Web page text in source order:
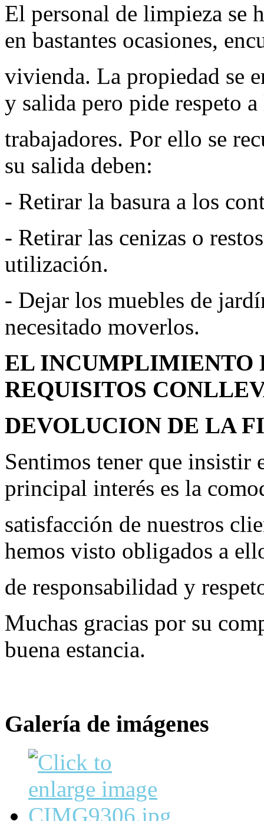
El personal de limpieza se
en bastantes ocasiones,
vivienda. La propiedad se
y salida pero pide respeto a
trabajadores. Por ello se
su salida deben:
- Retirar la basura a los
- Retirar las cenizas o
utilización.
- Dejar los muebles de
necesitado moverlos.
EL INCUMPLIMIENTO
REQUISITOS
DEVOLUCION DE LA
Sentimos tener que insistir
principal interés es la
satisfacción de nuestros
hemos visto obligados a
de responsabilidad y
Muchas gracias por su
buena estancia.
Galería de imágenes